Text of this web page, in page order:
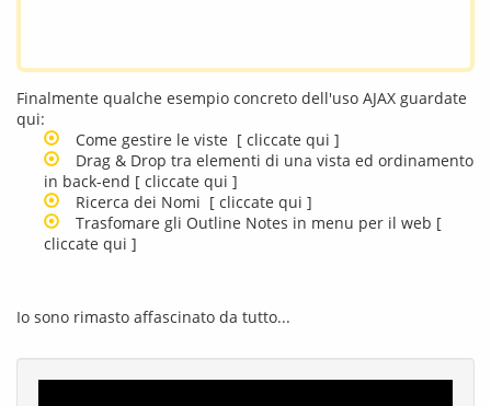
Finalmente qualche esempio concreto dell'uso AJAX guardate
qui:
Come gestire le viste [ cliccate qui ]
Drag & Drop tra elementi di una vista ed ordinamento
in back-end [ cliccate qui ]
Ricerca dei Nomi [ cliccate qui ]
Trasfomare gli Outline Notes in menu per il web [
cliccate qui ]
Io sono rimasto affascinato da tutto...